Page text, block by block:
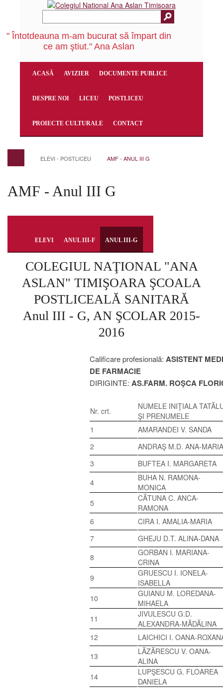
" Întotdeauna m-am bucurat să împart din
ce am ştiut." Ana Aslan
ACASĂ AVIZIER DOCUMENTE PUBLICE
DESPRE NOI LICEU POSTLICEU
PROIECTE CULTURALE CONTACT
ELEVI - POSTLICEU AMF - ANUL III G
AMF - Anul III G
ELEVI ANUL III-F ANUL III-G
COLEGIUL NAŢIONAL "ANA
ASLAN" TIMIŞOARA ŞCOALA
POSTLICEALĂ SANITARĂ
Anul III - G, AN ŞCOLAR 2015-
2016
Calificare profesională: ASISTENT
DE FARMACIE
DIRIGINTE: AS.FARM. ROŞCA
Nr. crt.
NUMELE INIŢIALA
ŞI PRENUMELE
1
AMARANDEI V. SANDA
2
ANDRAŞ M.D. ANA-MARIA
3
BUFTEA I. MARGARETA
4
BUHA N. RAMONA-
MONICA
5
CĂTUNA C. ANCA-
RAMONA
6
CIRA I. AMALIA-MARIA
7
GHEJU D.T. ALINA-DANA
8
GORBAN I. MARIANA-
CRINA
9
GRUESCU I. IONELA-
ISABELLA
10
GUIANU M. LOREDANA-
MIHAELA
11
JIVULESCU G.D.
ALEXANDRA-MĂDĂLINA
12
LAICHICI I. OANA-
13
LĂZĂRESCU V. OANA-
ALINA
14
LUPŞESCU G. FLOAREA
DANIELA